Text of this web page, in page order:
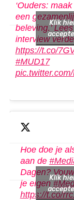
‘Ouders:
een
beleving.’
interview
https://t.co/
#MUD17
Klik
Hoe doe je
aan de
Dagen?
je eigen
https://t.co/
Klik